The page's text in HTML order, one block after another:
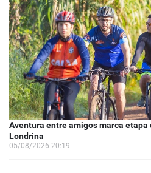
Aventura entre amigos marca etapa
Londrina
05/08/2026 20:19